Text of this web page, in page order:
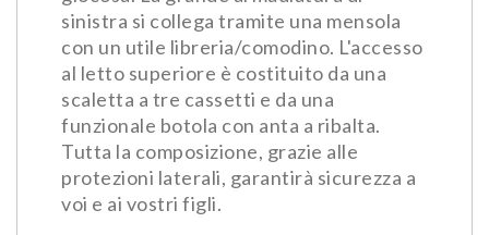
sinistra si collega tramite una mensola
con un utile libreria/comodino. L'accesso
al letto superiore è costituito da una
scaletta a tre cassetti e da una
funzionale botola con anta a ribalta.
Tutta la composizione, grazie alle
protezioni laterali, garantirà sicurezza a
voi e ai vostri figli.